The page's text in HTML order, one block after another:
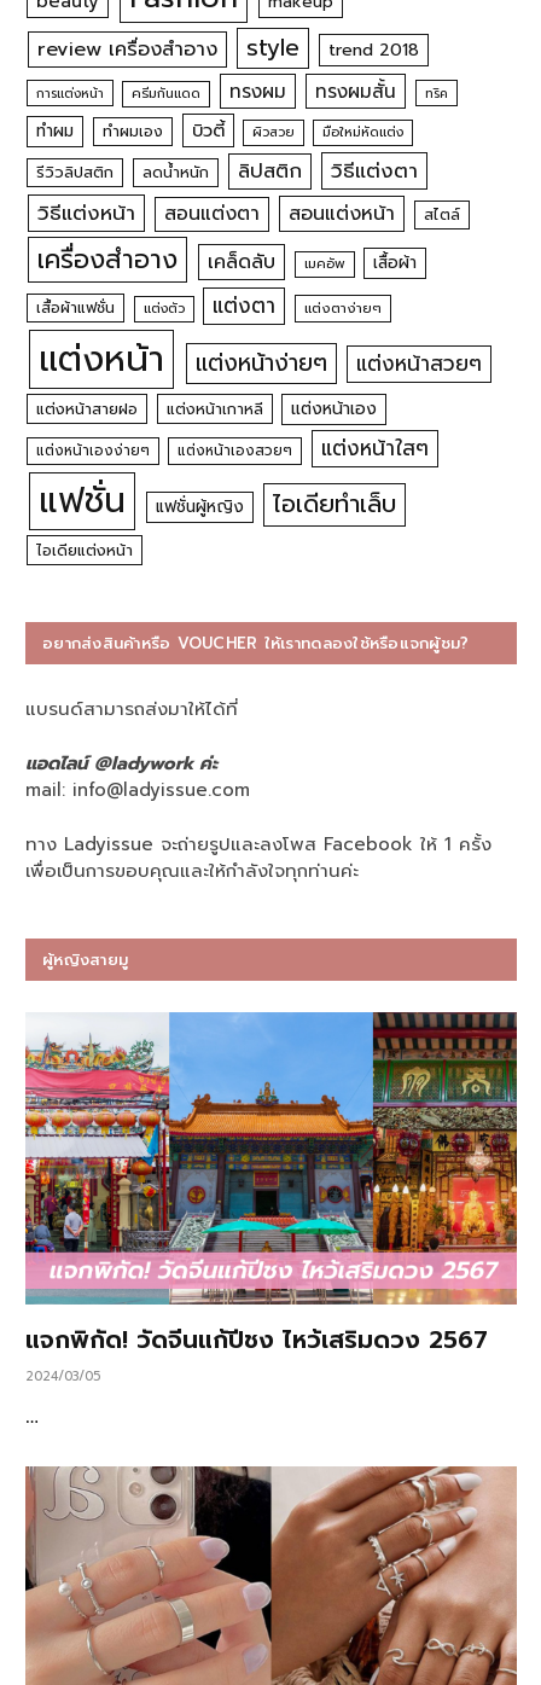
review เครื่องสำอาง style trend 2018
การแต่งหน้า ครีมกันแดด ทรงผม ทรงผมสั้น ทริค
ทำผม ทำผมเอง บิวตี้ ผิวสวย มือใหม่หัดแต่ง
รีวิวลิปสติก ลดน้ำหนัก ลิปสติก
วิธีแต่งตา
วิธีแต่งหน้า
สอนแต่งตา สอนแต่งหน้า สไตล์
เครื่องสำอาง เคล็ดลับ เมคอัพ เสื้อผ้า
เสื้อผ้าแฟชั่น แต่งตัว แต่งตา แต่งตาง่ายๆ
แต่งหน้า แต่งหน้าง่ายๆ แต่งหน้าสวยๆ
แต่งหน้าสายฝอ แต่งหน้าเกาหลี แต่งหน้าเอง
แต่งหน้าเองง่ายๆ แต่งหน้าเองสวยๆ แต่งหน้าใสๆ
แฟชั่น แฟชั่นผู้หญิง ไอเดียทำเล็บ
ไอเดียแต่งหน้า
อยากส่งสินค้าหรือ VOUCHER ให้เราทดลองใช้หรือแจกผู้ชม?
แบรนด์สามารถส่งมาให้ได้ที่
แอดไลน์ @ladywork ค่ะ
mail: info@ladyissue.com
ทาง Ladyissue จะถ่ายรูปและลงโพส Facebook ให้ 1 ครั้ง
เพื่อเป็นการขอบคุณและให้กำลังใจทุกท่านค่ะ
ผู้หญิงสายมู
แจกพิกัด! วัดจีนแก้ปีชง ไหว้เสริมดวง 2567
2024/03/05
…